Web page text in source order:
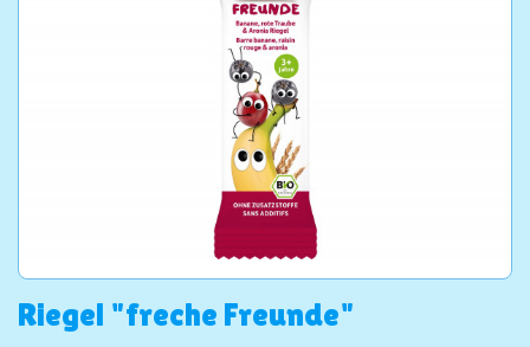
Riegel "freche Freunde"